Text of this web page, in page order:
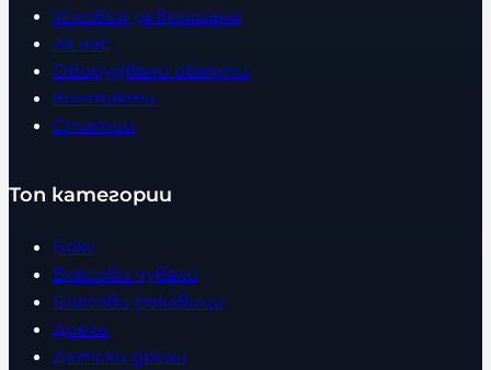
Условия за връщане
За нас
Оборудвани обекти
Контакти
Статии
Топ категории
Бокс
Боксови чували
Боксови ръкавици
Дрехи
Детски дрехи